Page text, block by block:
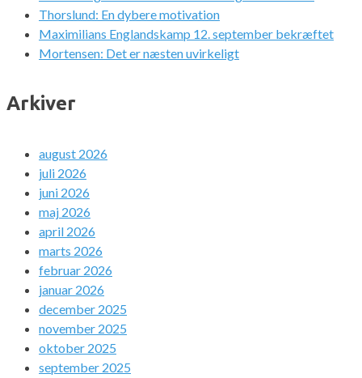
Thorslund: En dybere motivation
Maximilians Englandskamp 12. september bekræftet
Mortensen: Det er næsten uvirkeligt
Arkiver
august 2026
juli 2026
juni 2026
maj 2026
april 2026
marts 2026
februar 2026
januar 2026
december 2025
november 2025
oktober 2025
september 2025